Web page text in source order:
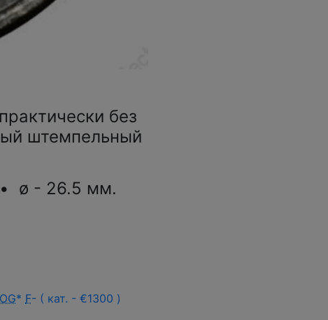
без
штемпельный
• ø - 26.5 мм.
* F- ( кат. - €1300 )